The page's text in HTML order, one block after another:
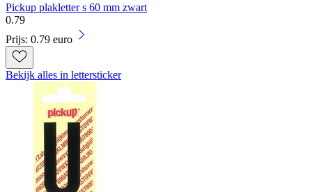
Pickup plakletter s 60 mm zwart
0.79
Prijs: 0.79 euro
Bekijk alles in lettersticker